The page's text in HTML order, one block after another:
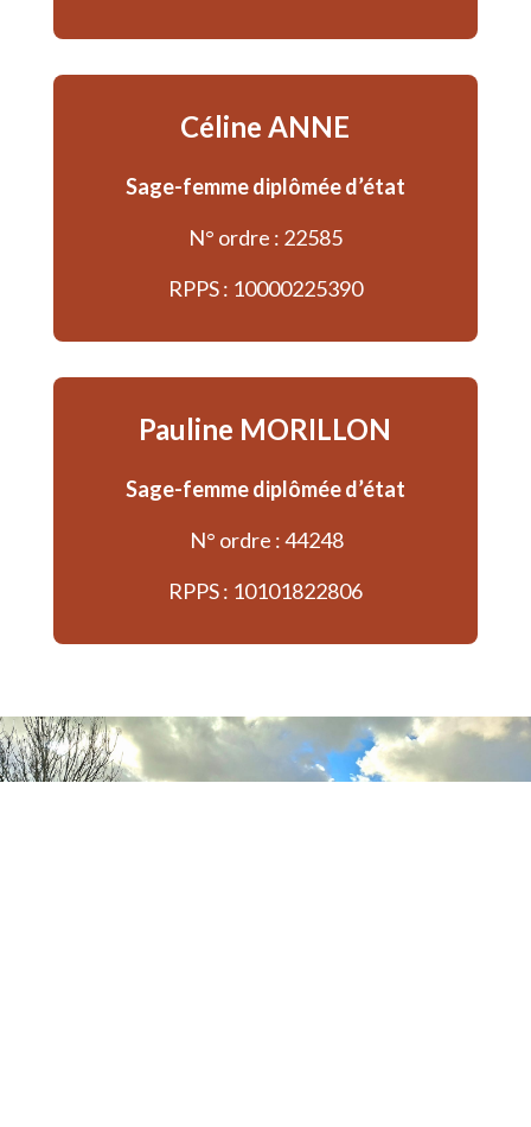
Céline ANNE
Sage-femme diplômée d’état
N° ordre : 22585
RPPS : 10000225390
Pauline MORILLON
Sage-femme diplômée d’état
N° ordre : 44248
RPPS : 10101822806